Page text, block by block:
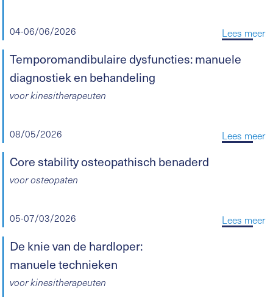
04-06/06/2026 Lees meer
Temporomandibulaire dysfuncties: manuele
diagnostiek en behandeling
voor kinesitherapeuten
08/05/2026 Lees meer
Core stability osteopathisch benaderd
voor osteopaten
05-07/03/2026 Lees meer
De knie van de hardloper:
manuele technieken
voor kinesitherapeuten